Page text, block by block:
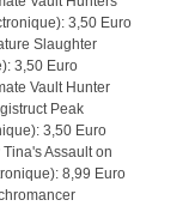
3,50 Euro
Slaughter
3,50 Euro
Vault Hunter
Peak
3,50 Euro
Assault on
8,99 Euro